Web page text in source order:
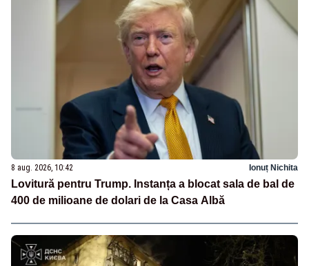
8 aug. 2026, 10:42 Ionuț Nichita
Lovitură pentru Trump. Instanța a blocat sala de bal de
400 de milioane de dolari de la Casa Albă